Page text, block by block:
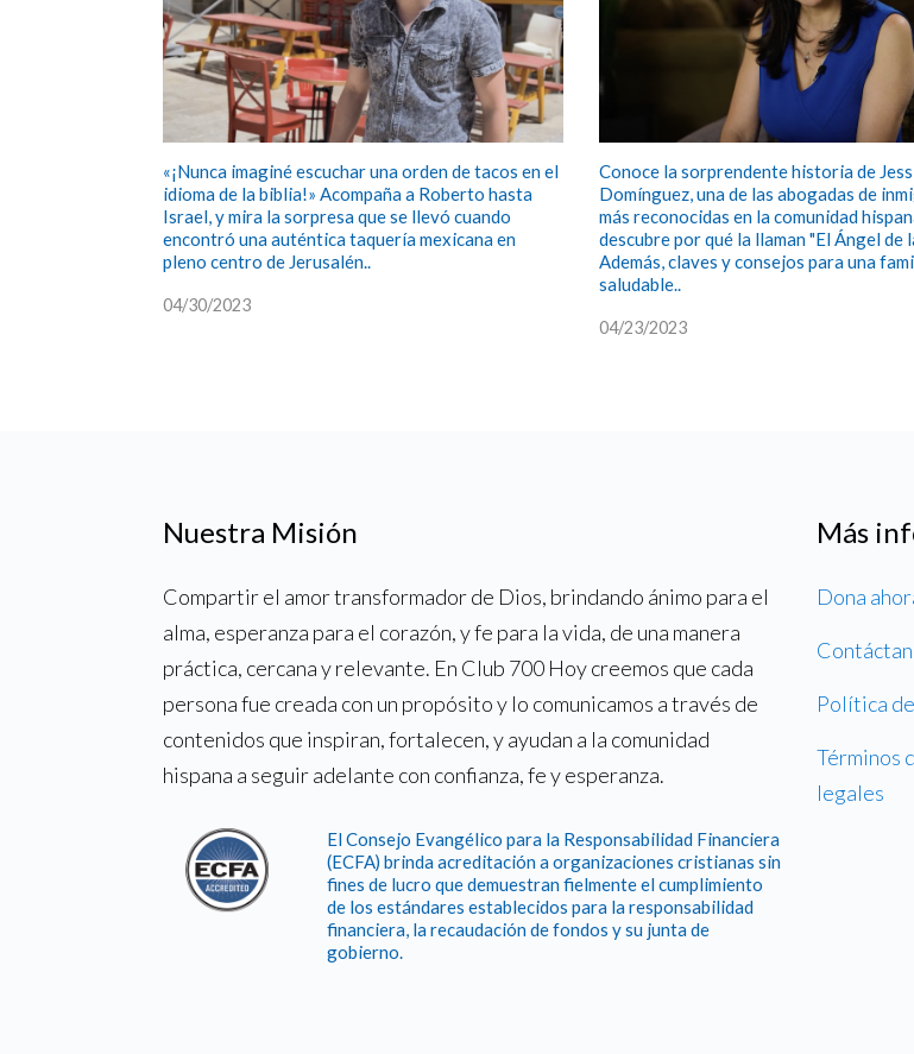
«¡Nunca imaginé escuchar una orden de tacos en el
idioma de la biblia!» Acompaña a Roberto hasta
Israel, y mira la sorpresa que se llevó cuando
encontró una auténtica taquería mexicana en
pleno centro de Jerusalén..
04/30/2023
Conoce la sorprendente historia de
Domínguez, una de las abogadas de
más reconocidas en la comunidad
descubre por qué la llaman "El Ángel de
Además, claves y consejos para una
saludable..
04/23/2023
Nuestra Misión
Compartir el amor transformador de Dios, brindando ánimo para el
alma, esperanza para el corazón, y fe para la vida, de una manera
práctica, cercana y relevante. En Club 700 Hoy creemos que cada
persona fue creada con un propósito y lo comunicamos a través de
contenidos que inspiran, fortalecen, y ayudan a la comunidad
hispana a seguir adelante con confianza, fe y esperanza.
El Consejo Evangélico para la Responsabilidad Financiera
(ECFA) brinda acreditación a organizaciones cristianas sin
fines de lucro que demuestran fielmente el cumplimiento
de los estándares establecidos para la responsabilidad
financiera, la recaudación de fondos y su junta de
gobierno.
Más
Dona
Política
Términos
legales